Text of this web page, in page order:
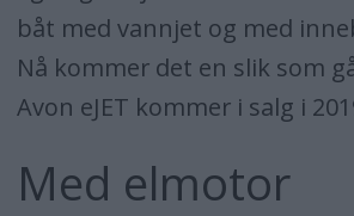
båt med vannjet og med
Nå kommer det en slik som
Avon eJET kommer i salg i
Med elmotor